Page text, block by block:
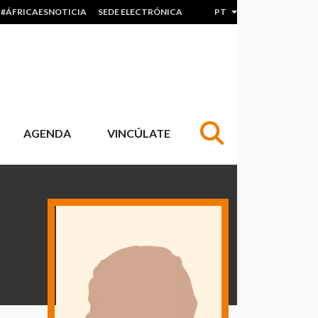
#ÁFRICAESNOTICIA SEDE ELECTRÓNICA PT Lista de ações
AGENDA VINCÚLATE